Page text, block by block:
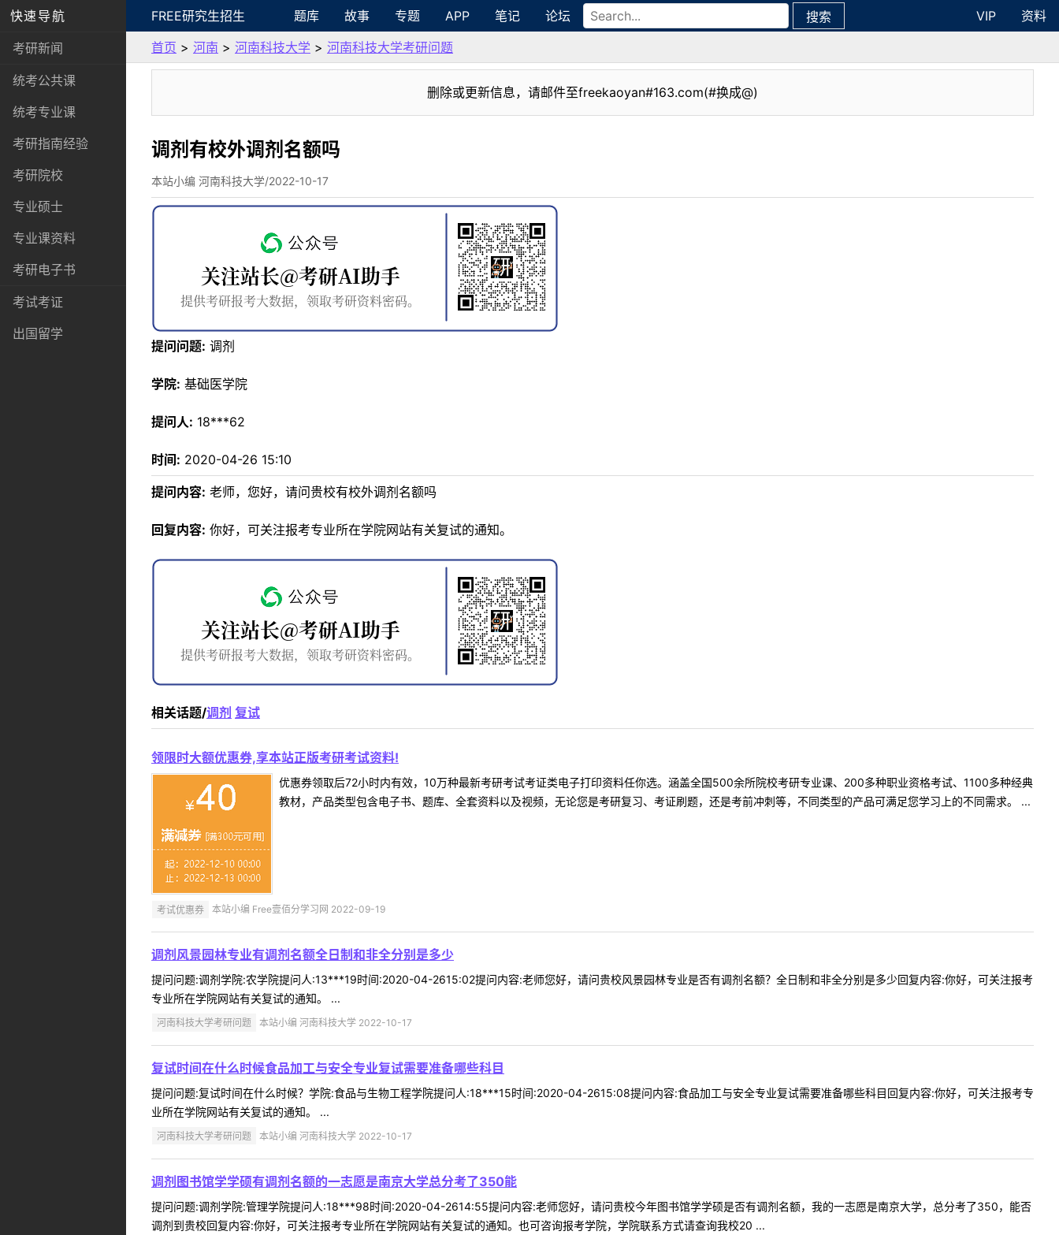
快速导航
考研新闻
统考公共课
统考专业课
考研指南经验
考研院校
专业硕士
专业课资料
考研电子书
考试考证
出国留学
FREE研究生招生 题库 故事 专题 APP 笔记 论坛 搜索 VIP
资料
首页 > 河南 > 河南科技大学 > 河南科技大学考研问题
删除或更新信息，请邮件至freekaoyan#163.com(#换成@)
调剂有校外调剂名额吗
本站小编 河南科技大学/2022-10-17
提问问题: 调剂
学院: 基础医学院
提问人: 18***62
时间: 2020-04-26 15:10
提问内容: 老师，您好，请问贵校有校外调剂名额吗
回复内容: 你好，可关注报考专业所在学院网站有关复试的通知。
相关话题/调剂 复试
领限时大额优惠券,享本站正版考研考试资料!
优惠券领取后72小时内有效，10万种最新考研考试考证类电子打印资料任你选。涵盖全国500余所院校考研专业课、200多种职业资格考试、1100多种经典
教材，产品类型包含电子书、题库、全套资料以及视频，无论您是考研复习、考证刷题，还是考前冲刺等，不同类型的产品可满足您学习上的不同需求。 ...
考试优惠券 本站小编 Free壹佰分学习网 2022-09-19
调剂风景园林专业有调剂名额全日制和非全分别是多少
提问问题:调剂学院:农学院提问人:13***19时间:2020-04-2615:02提问内容:老师您好，请问贵校风景园林专业是否有调剂名额？全日制和非全分别是多少回复内容:你好，可关注报考
专业所在学院网站有关复试的通知。 ...
河南科技大学考研问题 本站小编 河南科技大学 2022-10-17
复试时间在什么时候食品加工与安全专业复试需要准备哪些科目
提问问题:复试时间在什么时候？学院:食品与生物工程学院提问人:18***15时间:2020-04-2615:08提问内容:食品加工与安全专业复试需要准备哪些科目回复内容:你好，可关注报考专
业所在学院网站有关复试的通知。 ...
河南科技大学考研问题 本站小编 河南科技大学 2022-10-17
调剂图书馆学学硕有调剂名额的一志愿是南京大学总分考了350能
提问问题:调剂学院:管理学院提问人:18***98时间:2020-04-2614:55提问内容:老师您好，请问贵校今年图书馆学学硕是否有调剂名额，我的一志愿是南京大学，总分考了350，能否
调剂到贵校回复内容:你好，可关注报考专业所在学院网站有关复试的通知。也可咨询报考学院，学院联系方式请查询我校20 ...